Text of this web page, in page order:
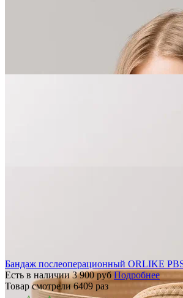
Бандаж послеоперационный ORLIKE
Есть в наличии 3 900руб Подробнее
Товар смотрели 6409 раз